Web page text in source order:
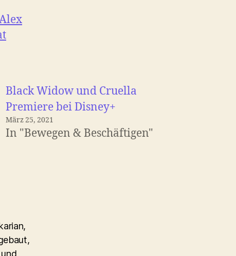
Black Widow und Cruella
Premiere bei Disney+
März 25, 2021
In "Bewegen & Beschäftigen"